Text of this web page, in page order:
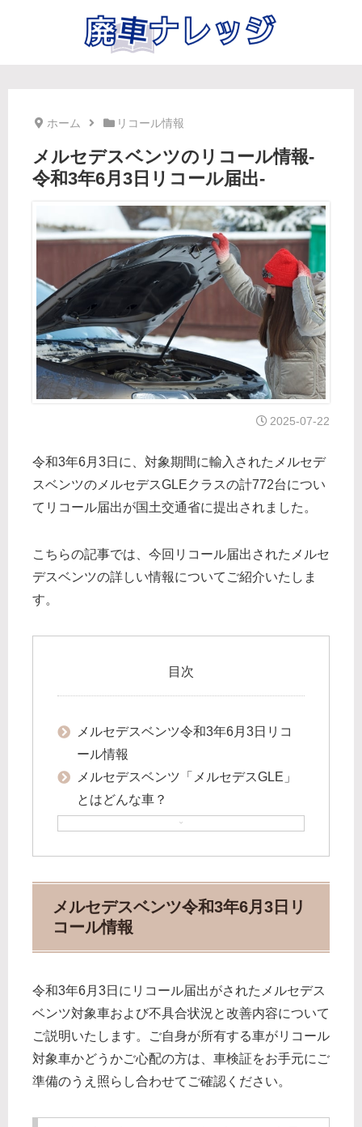
ホーム リコール情報
メルセデスベンツのリコール情報-
令和3年6月3日リコール届出-
2025-07-22
令和3年6月3日に、対象期間に輸入されたメルセデ
スベンツのメルセデスGLEクラスの計772台につい
てリコール届出が国土交通省に提出されました。
こちらの記事では、今回リコール届出されたメルセ
デスベンツの詳しい情報についてご紹介いたしま
す。
目次
メルセデスベンツ令和3年6月3日リコ
ール情報
メルセデスベンツ「メルセデスGLE」
とはどんな車？
メルセデスベンツ令和3年6月3日リ
コール情報
令和3年6月3日にリコール届出がされたメルセデス
ベンツ対象車および不具合状況と改善内容について
ご説明いたします。ご自身が所有する車がリコール
対象車かどうかご心配の方は、車検証をお手元にご
準備のうえ照らし合わせてご確認ください。